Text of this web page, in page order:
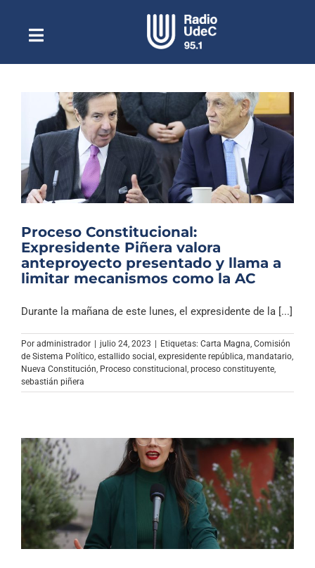
contenidoToggle
NavigationEscuchar Radio UdeC en vivo
Quiénes Somos
Programación
Podcast
Noticias
Columnas
Música Clásica
Proceso Constitucional:
Expresidente Piñera valora
anteproyecto presentado y llama a
limitar mecanismos como la AC
Durante la mañana de este lunes, el expresidente de la [...]
Por administrador | julio 24, 2023 | Etiquetas: Carta Magna Comisión
de Sistema Político estallido social expresidente república mandatario
Nueva Constitución Proceso constitucional proceso constituyente
sebastián piñera